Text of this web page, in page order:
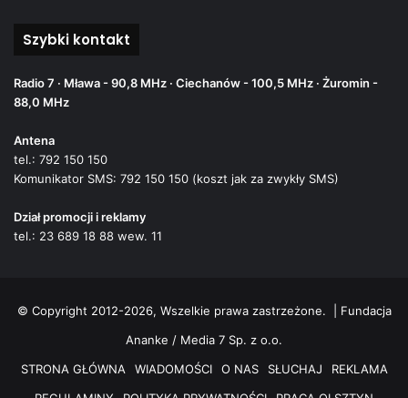
Szybki kontakt
Radio 7 · Mława - 90,8 MHz · Ciechanów - 100,5 MHz · Żuromin -
88,0 MHz
Antena
tel.: 792 150 150
Komunikator SMS: 792 150 150 (koszt jak za zwykły SMS)
Dział promocji i reklamy
tel.: 23 689 18 88 wew. 11
© Copyright 2012-2026, Wszelkie prawa zastrzeżone. | Fundacja
Ananke / Media 7 Sp. z o.o.
STRONA GŁÓWNA
WIADOMOŚCI O NAS SŁUCHAJ
REKLAMA